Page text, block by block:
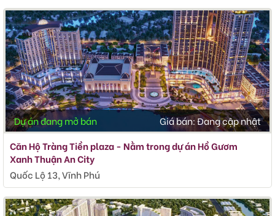
Dự án đang mở bán Giá bán:Đang cập nhật
Căn Hộ Tràng Tiền plaza - Nằm trong dự án Hồ Gươm
Xanh Thuận An City
Quốc Lộ 13, Vĩnh Phú